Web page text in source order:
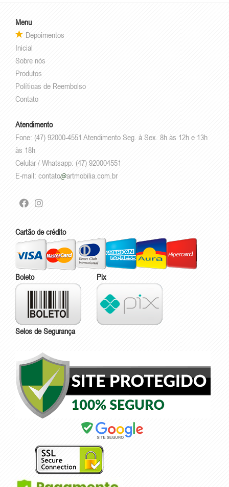
Menu
Depoimentos
Inicial
Sobre nós
Produtos
Políticas de Reembolso
Contato
Atendimento
Fone: (47) 92000-4551 Atendimento Seg. à Sex. 8h às 12h e 13h
às 18h
Celular / Whatsapp: (47) 920004551
E-mail: contato artmobilia.com.br
Cartão de crédito
Boleto Pix
Selos de Segurança